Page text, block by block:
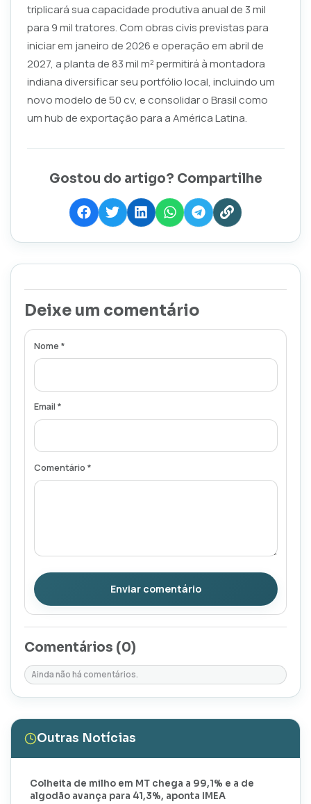
triplicará sua capacidade produtiva anual de 3 mil
para 9 mil tratores. Com obras civis previstas para
iniciar em janeiro de 2026 e operação em abril de
2027, a planta de 83 mil m² permitirá à montadora
indiana diversificar seu portfólio local, incluindo um
novo modelo de 50 cv, e consolidar o Brasil como
um hub de exportação para a América Latina.
Gostou do artigo? Compartilhe
Deixe um comentário
Nome *
Email *
Comentário *
Enviar comentário
Comentários (0)
Ainda não há comentários.
Outras Notícias
Colheita de milho em MT chega a 99,1% e a de
algodão avança para 41,3%, aponta IMEA